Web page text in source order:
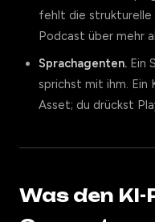
fehlt die strukturelle
Podcast über mehr
Sprachagenten. Ein
sprichst mit ihm.
Asset; du drückst
Was den